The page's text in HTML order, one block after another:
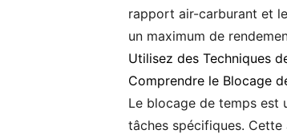
rapport air-carburant et
un maximum de
Utilisez des Techniques
Comprendre le Blocage
Le blocage de temps est
tâches spécifiques.